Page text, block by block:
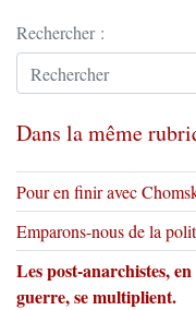
Rechercher :
Dans la même
Pour en finir avec
Emparons-nous de la
Les post-anarchistes,
guerre, se multiplient.